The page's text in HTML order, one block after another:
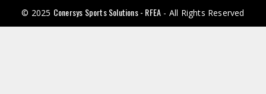
© 2025 Conersys Sports Solutions - RFEA - All Rights Reserved